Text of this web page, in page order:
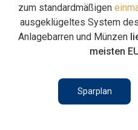
zum standardmäßigen
ausgeklügeltes System
Anlagebarren und Münzen
meisten
Sparplan